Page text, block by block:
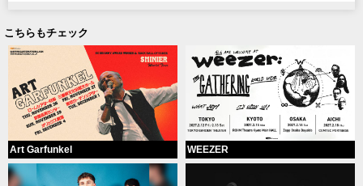
こちらもチェック
Art Garfunkel WEEZER